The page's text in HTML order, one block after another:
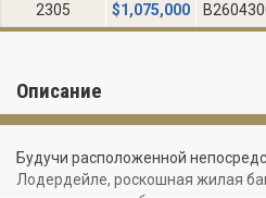
2305
$1,075,000
Описание
Будучи расположенной
Лодердейле, роскошная жилая